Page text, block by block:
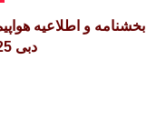
بخشنامه و اطلاعیه
دبی EK Update 93925